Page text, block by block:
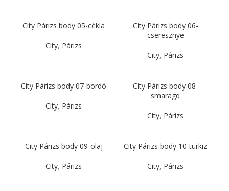
City Párizs body 05-cékla
City, Párizs
City Párizs body 06-
cseresznye
City, Párizs
City Párizs body 07-bordó
City, Párizs
City Párizs body 08-
smaragd
City, Párizs
City Párizs body 09-olaj
City, Párizs
City Párizs body 10-türkiz
City, Párizs